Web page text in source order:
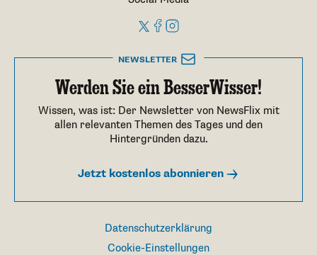
NEWSLETTER
Werden Sie ein BesserWisser!
Wissen, was ist: Der Newsletter von NewsFlix mit
allen relevanten Themen des Tages und den
Hintergründen dazu.
Jetzt kostenlos abonnieren
Datenschutzerklärung
Cookie-Einstellungen